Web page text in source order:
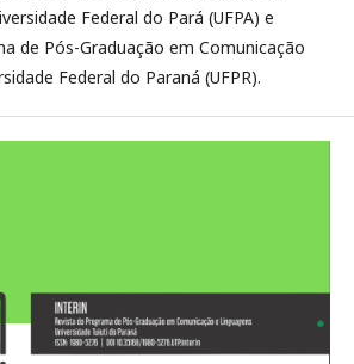
Federal do Pará (UFPA) e
de Pós-Graduação em Comunicação
Federal do Paraná (UFPR).